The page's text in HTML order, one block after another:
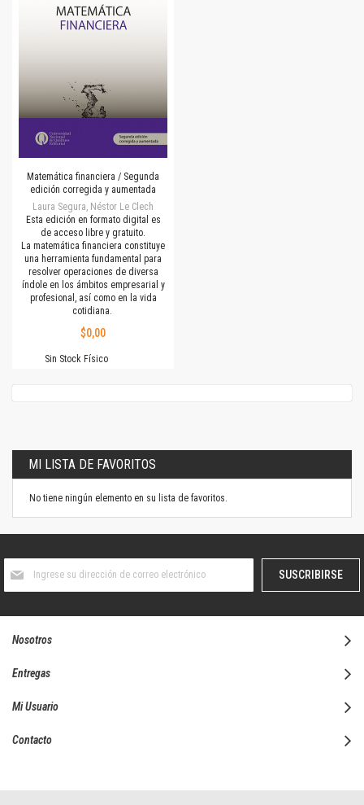
Matemática financiera / Segunda
edición corregida y aumentada
Laura Segura, Néstor Le Clech
Esta edición en formato digital es
de acceso libre y gratuito.
La matemática financiera constituye
una herramienta fundamental para
resolver operaciones de diversa
índole en los ámbitos empresarial y
profesional, así como en la vida
cotidiana.
$0,00
Sin Stock Físico
MI LISTA DE FAVORITOS
No tiene ningún elemento en su lista de favoritos.
boletín
SUSCRIBIRSE
Nosotros
Entregas
Mi Usuario
Contacto